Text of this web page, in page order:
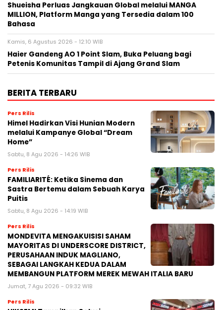
Shueisha Perluas Jangkauan Global melalui MANGA
MILLION, Platform Manga yang Tersedia dalam 100
Bahasa
Kamis, 6 Agustus 2026 - 12:10 WIB
Haier Gandeng AO 1 Point Slam, Buka Peluang bagi
Petenis Komunitas Tampil di Ajang Grand Slam
BERITA TERBARU
Pers Rilis
Himel Hadirkan Visi Hunian Modern
melalui Kampanye Global “Dream
Home”
Sabtu, 8 Agu 2026 - 14:26 WIB
Pers Rilis
FAMILIARITÉ: Ketika Sinema dan
Sastra Bertemu dalam Sebuah Karya
Puitis
Sabtu, 8 Agu 2026 - 14:19 WIB
Pers Rilis
MONDEVITA MENGAKUISISI SAHAM
MAYORITAS DI UNDERSCORE DISTRICT,
PERUSAHAAN INDUK MAGLIANO,
SEBAGAI LANGKAH KEDUA DALAM
MEMBANGUN PLATFORM MEREK MEWAH ITALIA BARU
Jumat, 7 Agu 2026 - 09:32 WIB
Pers Rilis